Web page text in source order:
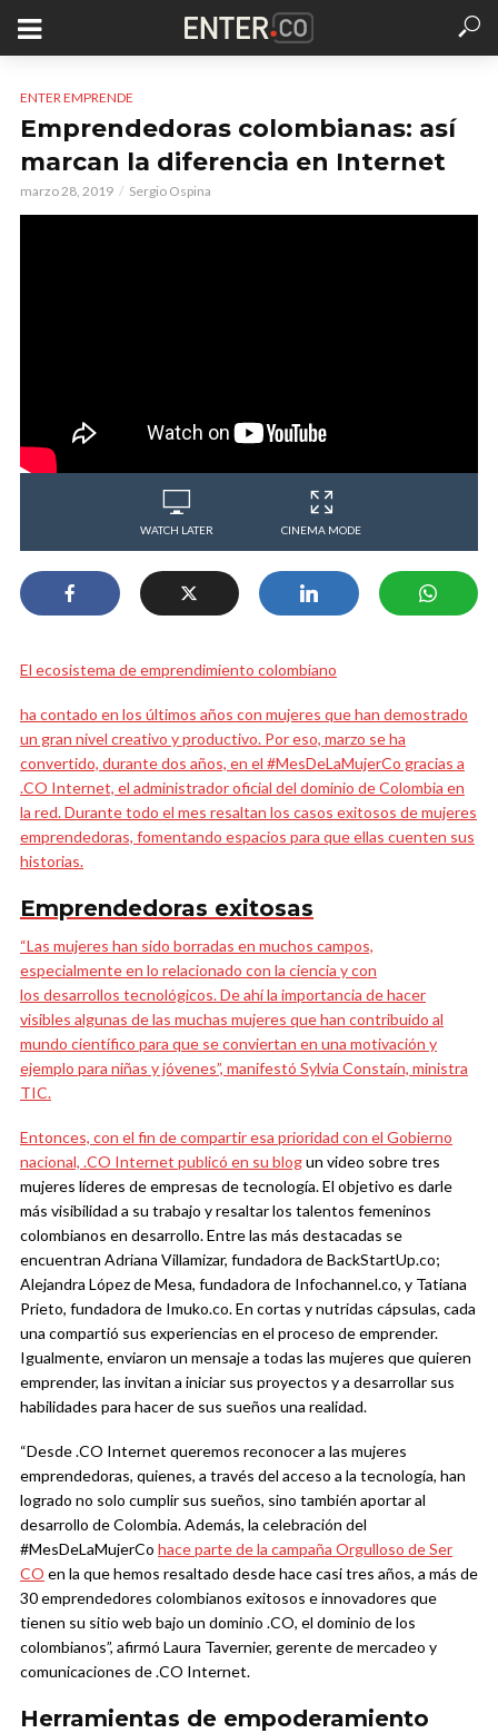
ENTER EMPRENDE
Emprendedoras colombianas: así
marcan la diferencia en Internet
marzo 28, 2019 Sergio Ospina
WATCH LATER CINEMA MODE
El ecosistema de emprendimiento colombiano
ha contado en los últimos años con mujeres que han demostrado
un gran nivel creativo y productivo. Por eso, marzo se ha
convertido, durante dos años, en el #MesDeLaMujerCo gracias a
.CO Internet, el administrador oficial del dominio de Colombia en
la red. Durante todo el mes resaltan los casos exitosos de mujeres
emprendedoras, fomentando espacios para que ellas cuenten sus
historias.
Emprendedoras exitosas
“Las mujeres han sido borradas en muchos campos,
especialmente en lo relacionado con la ciencia y con
los desarrollos tecnológicos. De ahí la importancia de hacer
visibles algunas de las muchas mujeres que han contribuido al
mundo científico para que se conviertan en una motivación y
ejemplo para niñas y jóvenes”, manifestó Sylvia Constaín, ministra
TIC.
Entonces, con el fin de compartir esa prioridad con el Gobierno
nacional, .CO Internet publicó en su blogun video sobre tres
mujeres líderes de empresas de tecnología. El objetivo es darle
más visibilidad a su trabajo y resaltar los talentos femeninos
colombianos en desarrollo. Entre las más destacadas se
encuentran Adriana Villamizar, fundadora de BackStartUp.co;
Alejandra López de Mesa, fundadora de Infochannel.co, y Tatiana
Prieto, fundadora de Imuko.co. En cortas y nutridas cápsulas, cada
una compartió sus experiencias en el proceso de emprender.
Igualmente, enviaron un mensaje a todas las mujeres que quieren
emprender, las invitan a iniciar sus proyectos y a desarrollar sus
habilidades para hacer de sus sueños una realidad.
“Desde .CO Internet queremos reconocer a las mujeres
emprendedoras, quienes, a través del acceso a la tecnología, han
logrado no solo cumplir sus sueños, sino también aportar al
desarrollo de Colombia. Además, la celebración del
#MesDeLaMujerCo hace parte de la campaña Orgulloso de Ser
CO en la que hemos resaltado desde hace casi tres años, a más de
30 emprendedores colombianos exitosos e innovadores que
tienen su sitio web bajo un dominio .CO, el dominio de los
colombianos”, afirmó Laura Tavernier, gerente de mercadeo y
comunicaciones de .CO Internet.
Herramientas de empoderamiento